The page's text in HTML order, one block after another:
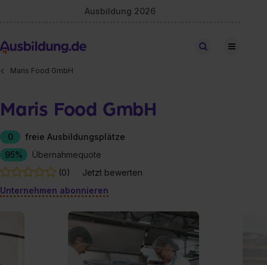
Ausbildung 2026
Stellen finden
Maris Food GmbH
Maris Food GmbH
0
freie Ausbildungsplätze
95%
Übernahmequote
(0)
Jetzt bewerten
Unternehmen abonnieren